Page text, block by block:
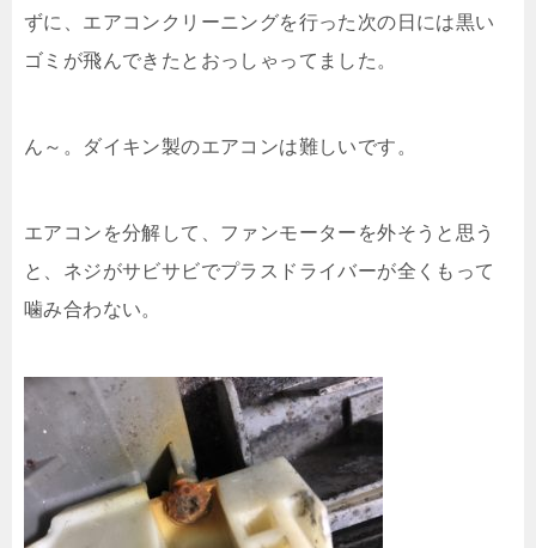
ずに、エアコンクリーニングを行った次の日には黒い
ゴミが飛んできたとおっしゃってました。
ん～。ダイキン製のエアコンは難しいです。
エアコンを分解して、ファンモーターを外そうと思う
と、ネジがサビサビでプラスドライバーが全くもって
噛み合わない。